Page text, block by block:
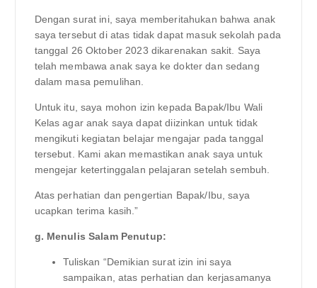
Dengan surat ini, saya memberitahukan bahwa anak
saya tersebut di atas tidak dapat masuk sekolah pada
tanggal 26 Oktober 2023 dikarenakan sakit. Saya
telah membawa anak saya ke dokter dan sedang
dalam masa pemulihan.
Untuk itu, saya mohon izin kepada Bapak/Ibu Wali
Kelas agar anak saya dapat diizinkan untuk tidak
mengikuti kegiatan belajar mengajar pada tanggal
tersebut. Kami akan memastikan anak saya untuk
mengejar ketertinggalan pelajaran setelah sembuh.
Atas perhatian dan pengertian Bapak/Ibu, saya
ucapkan terima kasih.”
g. Menulis Salam Penutup:
Tuliskan “Demikian surat izin ini saya
sampaikan, atas perhatian dan kerjasamanya